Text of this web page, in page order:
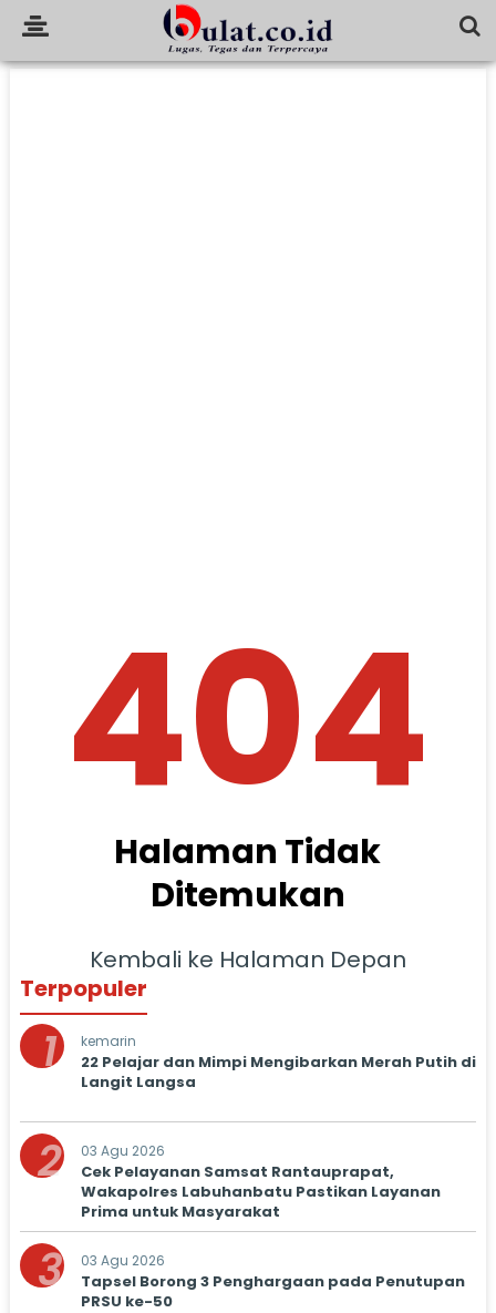
404
Halaman Tidak
Ditemukan
Kembali ke Halaman Depan
Terpopuler
1 kemarin
22 Pelajar dan Mimpi Mengibarkan Merah Putih di
Langit Langsa
2 03 Agu 2026
Cek Pelayanan Samsat Rantauprapat,
Wakapolres Labuhanbatu Pastikan Layanan
Prima untuk Masyarakat
3 03 Agu 2026
Tapsel Borong 3 Penghargaan pada Penutupan
PRSU ke-50